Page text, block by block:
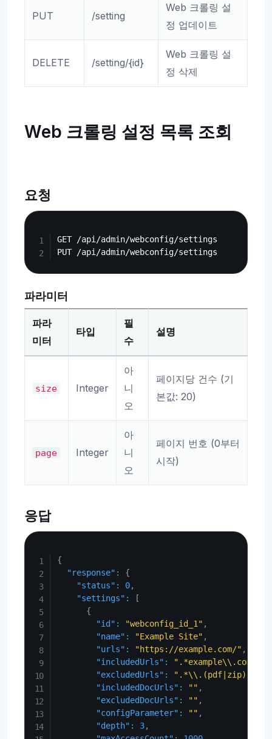
PUT /setting
Web 크롤링 설
정 업데이트
DELETE /setting/{id}
Web 크롤링 설
정 삭제
Web 크롤링 설정 목록 조회
요청
GET /api/admin/webconfig/settings
파라미터
파라
미터
타입
필
수
설명
size Integer
아
니
오
페이지당 건수 (기
본값: 20)
page Integer
아
니
오
페이지 번호 (0부터
시작)
응답
{
"response" :
{
"status" : 0,
"settings" :
[
{
"id" : "webconfig_id_1" ,
"name" : "Example Site" ,
"urls" : "https://example.com/" ,
"includedUrls" : ".*example\\.com.*"
"excludedUrls" : ".*\\.(pdf|zip)$"
"includedDocUrls" : "" ,
"excludedDocUrls" : "" ,
"configParameter" : "" ,
"depth" : 3,